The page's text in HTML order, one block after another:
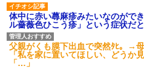
体中に赤い蕁麻疹みたいなのがで
ル薔薇色ひこう疹」という症状だ
父親がくも膜下出血で突然ﾀﾋ。→
「私を家に置いてほしい、どうか
「…」